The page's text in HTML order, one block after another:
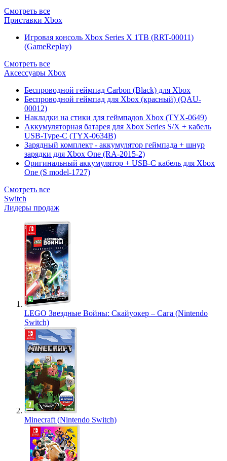
Смотреть все
Приставки Xbox
Игровая консоль Xbox Series X 1TB (RRT-00011)
(GameReplay)
Смотреть все
Аксессуары Xbox
Беспроводной геймпад Carbon (Black) для Xbox
Беспроводной геймпад для Xbox (красный) (QAU-
00012)
Накладки на стики для геймпадов Xbox (TYX-0649)
Аккумуляторная батарея для Xbox Series S/X + кабель
USB-Type-C (TYX-0634B)
Зарядный комплект - аккумулятор геймпада + шнур
зарядки для Xbox One (RA-2015-2)
Оригинальный аккумулятор + USB-C кабель для Xbox
One (S model-1727)
Смотреть все
Switch
Лидеры продаж
LEGO Звездные Войны: Скайуокер – Сага (Nintendo
Switch)
Minecraft (Nintendo Switch)